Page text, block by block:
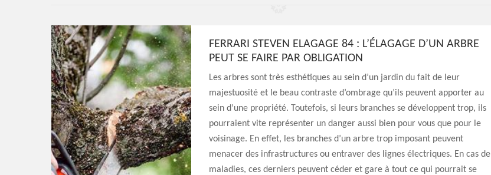
FERRARI STEVEN ELAGAGE 84 : L’ÉLAGAGE D’UN ARBRE
PEUT SE FAIRE PAR OBLIGATION
Les arbres sont très esthétiques au sein d’un jardin du fait de leur
majestuosité et le beau contraste d’ombrage qu’ils peuvent apporter au
sein d’une propriété. Toutefois, si leurs branches se développent trop, ils
pourraient vite représenter un danger aussi bien pour vous que pour le
voisinage. En effet, les branches d’un arbre trop imposant peuvent
menacer des infrastructures ou entraver des lignes électriques. En cas de
maladies, ces derniers peuvent céder et gare à tout ce qui pourrait se